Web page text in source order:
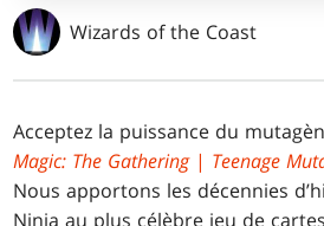
Wizards of the Coast
Acceptez la puissance du
Magic: The Gathering| Teenage
Nous apportons les décennies
Ninja au plus célèbre jeu de